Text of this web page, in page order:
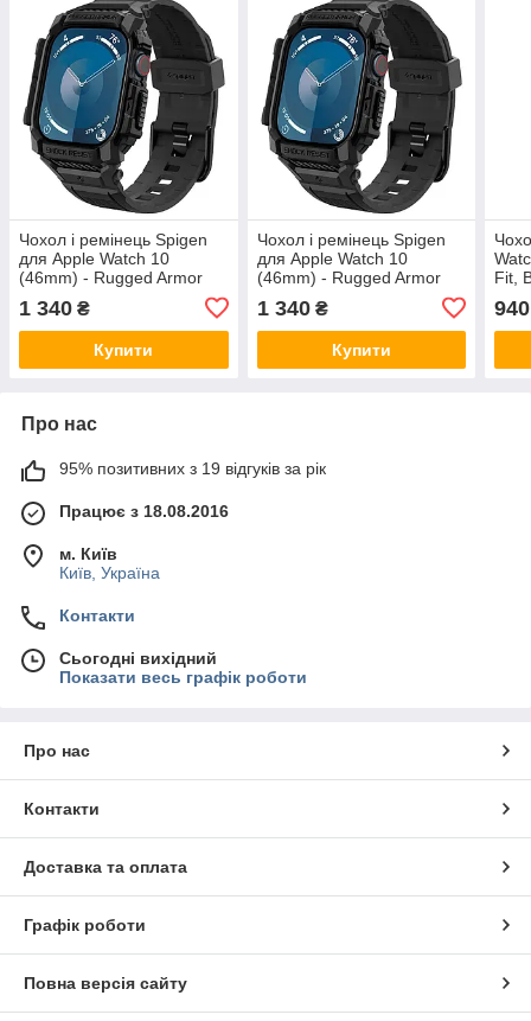
Чохол і ремінець Spigen
для Apple Watch 10
(46mm) - Rugged Armor
(ACS08604)
1 340 ₴
Купити
Чохол і ремінець Spigen
для Apple Watch 10
(46mm) - Rugged Armor
(ACS08604)
1 340₴
Купити
Fit,
940
Про нас
95% позитивних з 19 відгуків за рік
Працює з 18.08.2016
м. Київ
Київ, Україна
Контакти
Сьогодні вихідний
Показати весь графік роботи
Про нас
Контакти
Доставка та оплата
Графік роботи
Повна версія сайту